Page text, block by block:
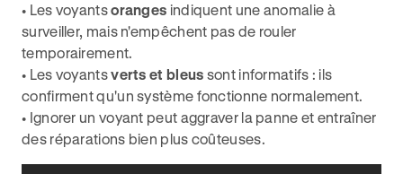
• Les voyantsoranges indiquent une anomalie à
surveiller, mais n'empêchent pas de rouler
temporairement.
• Les voyantsverts et bleus sont informatifs : ils
confirment qu'un système fonctionne normalement.
• Ignorer un voyant peut aggraver la panne et entraîner
des réparations bien plus coûteuses.